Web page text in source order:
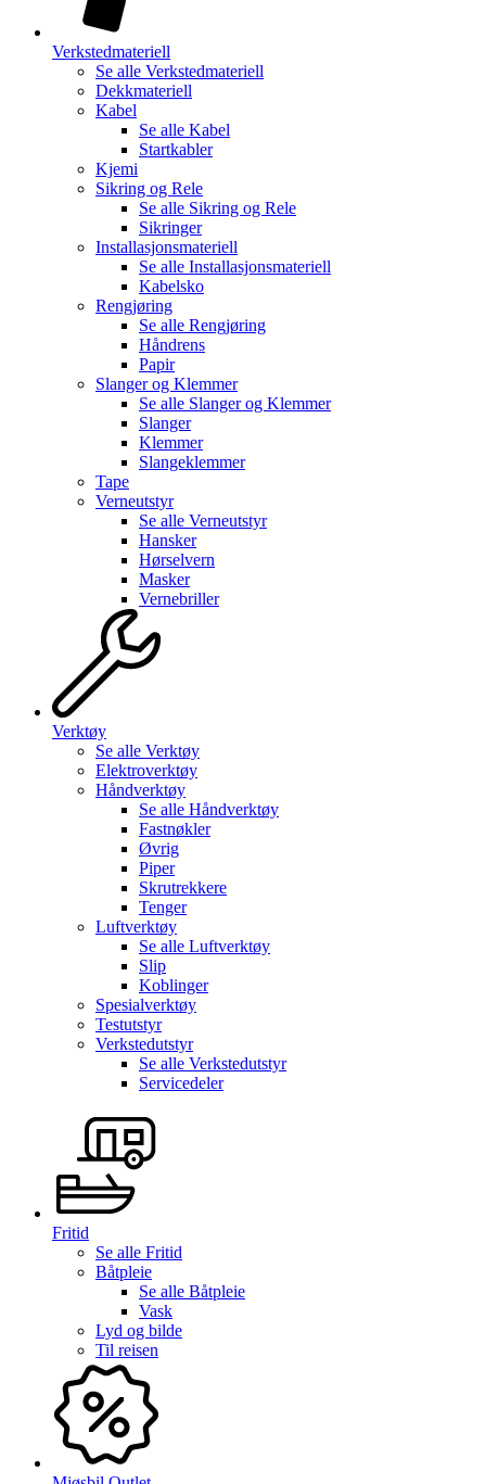
Verkstedmateriell
Se alle Verkstedmateriell
Dekkmateriell
Kabel
Se alle Kabel
Startkabler
Kjemi
Sikring og Rele
Se alle Sikring og Rele
Sikringer
Installasjonsmateriell
Se alle Installasjonsmateriell
Kabelsko
Rengjøring
Se alle Rengjøring
Håndrens
Papir
Slanger og Klemmer
Se alle Slanger og Klemmer
Slanger
Klemmer
Slangeklemmer
Tape
Verneutstyr
Se alle Verneutstyr
Hansker
Hørselvern
Masker
Vernebriller
Verktøy
Se alle Verktøy
Elektroverktøy
Håndverktøy
Se alle Håndverktøy
Fastnøkler
Øvrig
Piper
Skrutrekkere
Tenger
Luftverktøy
Se alle Luftverktøy
Slip
Koblinger
Spesialverktøy
Testutstyr
Verkstedutstyr
Se alle Verkstedutstyr
Servicedeler
Fritid
Se alle Fritid
Båtpleie
Se alle Båtpleie
Vask
Lyd og bilde
Til reisen